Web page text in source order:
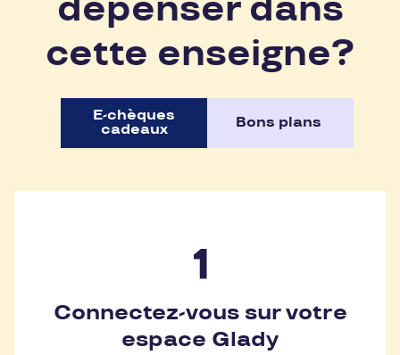
dépenser dans
cette enseigne?
E-chèques
cadeaux
Bons plans
Connectez-vous sur votre
espace Glady